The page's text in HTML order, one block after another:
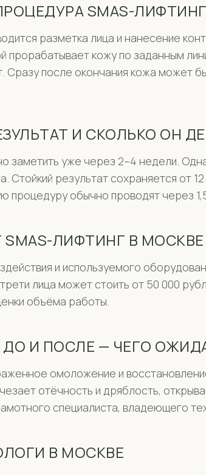
SMAS-
разметка лица и нанесение
прорабатывает кожу по заданным
Сразу после окончания кожа может
И СКОЛЬКО ОН
заметить уже через 2–4 недели.
Стойкий результат сохраняется от
процедуру обычно проводят через
ЛИФТИНГ В МОСКВЕ
и используемого
лица может стоить от 50 000
объёма работы.
ДО И ПОСЛЕ — ЧЕГО
омоложение и
отёчность и дряблость,
специалиста, владеющего
В МОСКВЕ